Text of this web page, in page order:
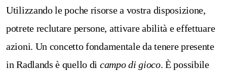
Utilizzando le poche risorse a vostra disposizione,
potrete reclutare persone, attivare abilità e effettuare
azioni. Un concetto fondamentale da tenere presente
in Radlands è quello di campo di gioco. È possibile